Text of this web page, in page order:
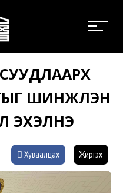
ШИНЖЛЭН
ЭХЭЛНЭ
Хуваалцах Жиргэх